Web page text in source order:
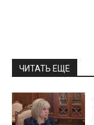
ЧИТАТЬ ЕЩЕ